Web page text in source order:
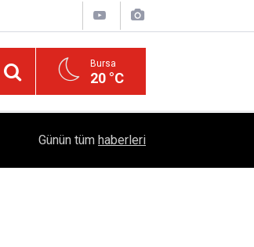
Bursa
20 °C
Mühendislik Hikayesi
Günün tüm haberleri